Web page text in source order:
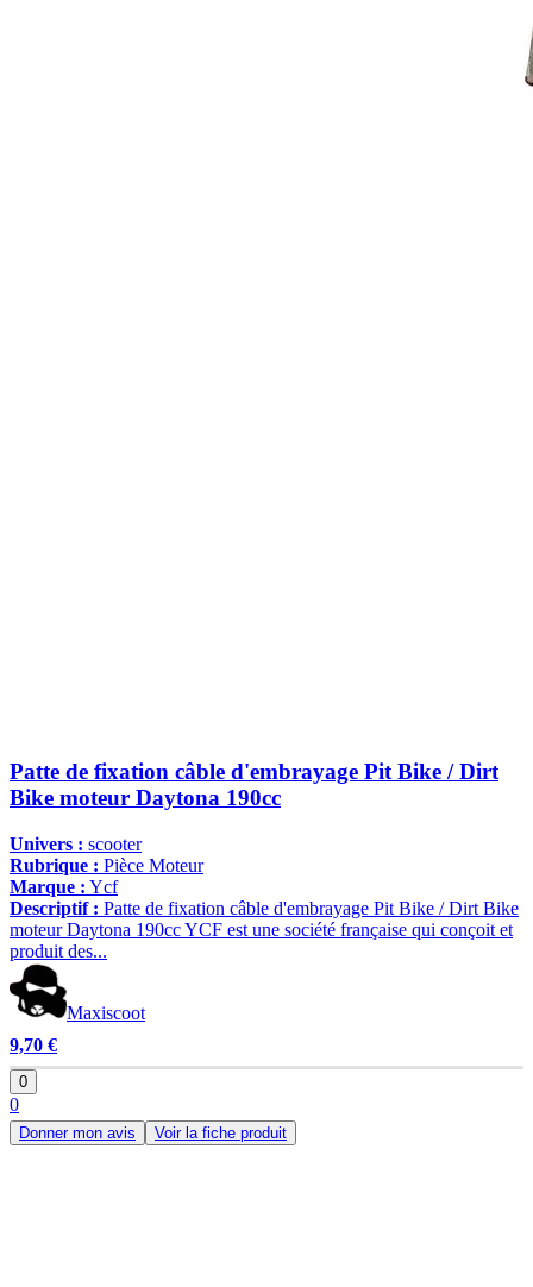
Patte de fixation câble d'embrayage Pit Bike / Dirt
Bike moteur Daytona 190cc
Univers : scooter
Rubrique : Pièce Moteur
Marque : Ycf
Descriptif : Patte de fixation câble d'embrayage Pit Bike / Dirt Bike
moteur Daytona 190cc YCF est une société française qui conçoit et
produit des...
Maxiscoot
9,70 €
0
0
Donner mon avis Voir la fiche produit